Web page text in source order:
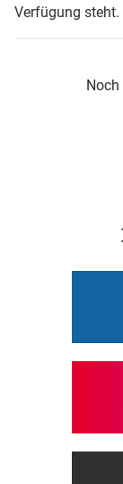
Verfügung steht.